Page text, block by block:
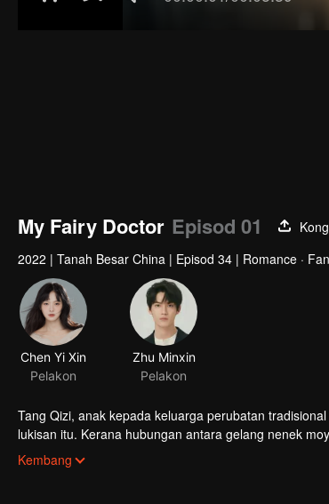
My Fairy Doctor Episod 01
2022 | Tanah Besar China | Episod 34 | Romance ·
Chen Yi Xin
Pelakon
Zhu Minxin
Pelakon
Tang Qizi, anak kepada keluarga perubatan
lukisan itu. Kerana hubungan antara gelang nenek
bersekedudukan rapat. Dalam proses cuba
menjadi seorang doktor Cina yang cemerlang.
Kembang